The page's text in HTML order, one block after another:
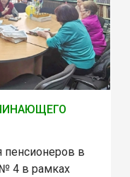
пенсионеров в
4 в рамках